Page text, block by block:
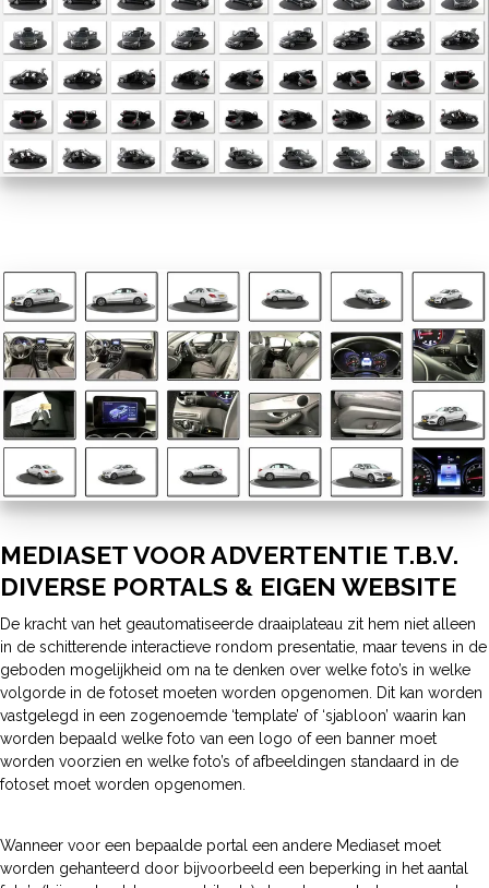
MEDIASET VOOR ADVERTENTIE T.B.V.
DIVERSE PORTALS & EIGEN WEBSITE
De kracht van het geautomatiseerde draaiplateau zit hem niet alleen
in de schitterende interactieve rondom presentatie, maar tevens in de
geboden mogelijkheid om na te denken over welke foto’s in welke
volgorde in de fotoset moeten worden opgenomen. Dit kan worden
vastgelegd in een zogenoemde ‘template’ of ‘sjabloon’ waarin kan
worden bepaald welke foto van een logo of een banner moet
worden voorzien en welke foto’s of afbeeldingen standaard in de
fotoset moet worden opgenomen.
Wanneer voor een bepaalde portal een andere Mediaset moet
worden gehanteerd door bijvoorbeeld een beperking in het aantal